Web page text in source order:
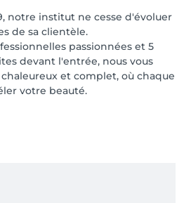
notre institut ne cesse d'évoluer
de sa clientèle.
passionnées et 5
devant l'entrée, nous vous
et complet, où chaque
votre beauté.